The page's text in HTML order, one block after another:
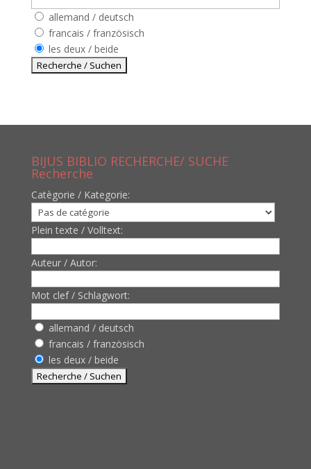
allemand / deutsch
francais / französisch
les deux / beide
BIJUS BIBLIO RECHERCHE/ SUCHE
Recherche
Catègorie / Kategorie:
Plein texte / Volltext:
Auteur / Autor:
Mot clef / Schlagwort:
allemand / deutsch
francais / französisch
les deux / beide